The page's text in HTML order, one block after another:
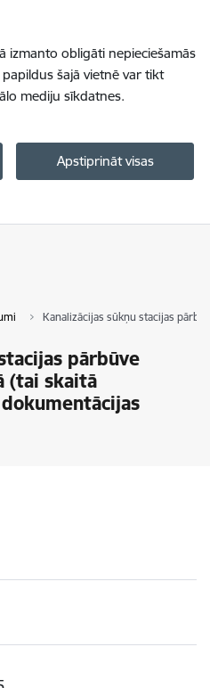
izmanto obligāti nepieciešamās
šajā vietnē var tikt
mediju sīkdatnes.
Apstiprināt visas
Kanalizācijas sūkņu stacijas
pārbūve
(tai skaitā